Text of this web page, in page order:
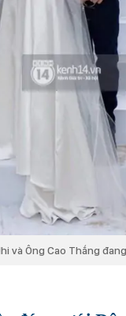
và Ông Cao Thắng